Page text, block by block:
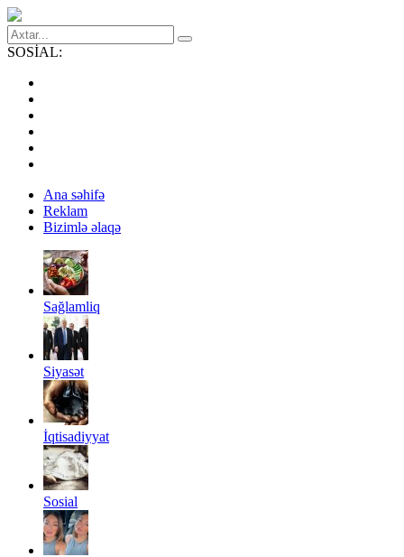
SOSİAL:
Ana səhifə
Reklam
Bizimlə əlaqə
Sağlamliq
Siyasət
İqtisadiyyat
Sosial